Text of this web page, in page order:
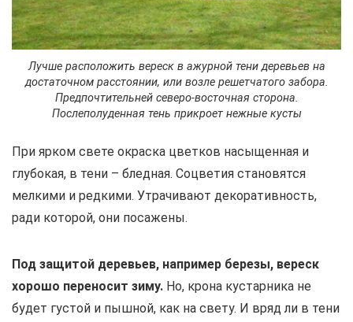
Лучше расположить вереск в ажурной тени деревьев на
достаточном расстоянии, или возле решетчатого забора.
Предпочтительней северо-восточная сторона.
Послеполуденная тень прикроет нежные кусты
При ярком свете окраска цветков насыщенная и
глубокая, в тени – бледная. Соцветия становятся
мелкими и редкими. Утрачивают декоративность,
ради которой, они посажены.
Под защитой деревьев, например березы, вереск
хорошо переносит зиму. Но, крона кустарника не
будет густой и пышной, как на свету. И вряд ли в тени